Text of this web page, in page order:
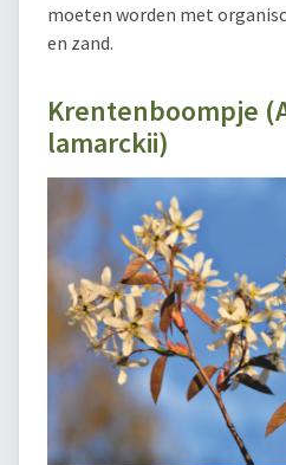
moeten worden met
en zand.
Krentenboompje
lamarckii)